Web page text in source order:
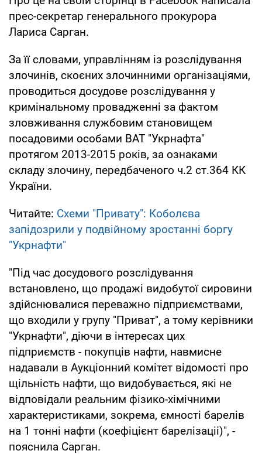
прес-секретар генерального прокурора
Лариса Сарган.
За її словами, управлінням із розслідування
злочинів, скоєних злочинними організаціями,
проводиться досудове розслідування у
кримінальному провадженні за фактом
зловживання службовим становищем
посадовими особами ВАТ "Укрнафта"
протягом 2013-2015 років, за ознаками
складу злочину, передбаченого ч.2 ст.364 КК
України.
Читайте: Схеми "Привату": Коболєва
запідозрили у подвійному зростанні боргу
"Укрнафти"
"Під час досудового розслідування
встановлено, що продажі видобутої сировини
здійснювалися переважно підприємствами,
що входили у групу "Приват", а тому керівники
"Укрнафти", діючи в інтересах цих
підприємств - покупців нафти, навмисне
надавали в Аукціонний комітет відомості про
щільність нафти, що видобувається, які не
відповідали реальним фізико-хімічними
характеристиками, зокрема, ємності барелів
на 1 тонні нафти (коефіцієнт барелізаціі)", -
пояснила Сарган.